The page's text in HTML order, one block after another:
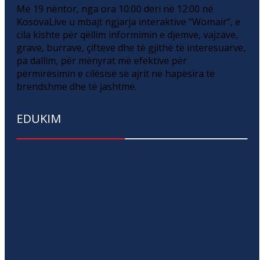
Më 19 nëntor, nga ora 10:00 deri në 12:00 në
KosovaLive u mbajt ngjarja interaktive “Womair”, e
cila kishte për qëllim informimin e djemve, vajzave,
grave, burrave, çifteve dhe të gjithë të interesuarve,
pa dallim, për mënyrat më efektive për
përmirësimin e cilësisë së ajrit në hapësira të
brendshme dhe të jashtme.
EDUKIM